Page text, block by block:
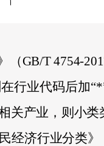
（GB/T 4754-
行业代码后加“*
关产业，则小类
经济行业分类》